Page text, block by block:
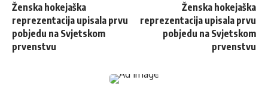
Ženska hokejaška
reprezentacija upisala prvu
pobjedu na Svjetskom
prvenstvu
Ženska hokejaška
reprezentacija upisala prvu
pobjedu na Svjetskom
prvenstvu